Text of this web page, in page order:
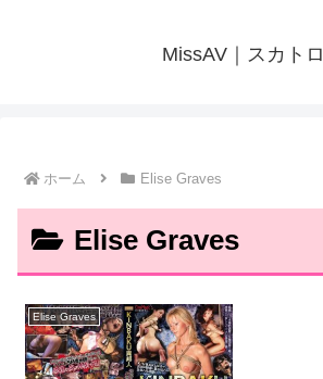
MissAV｜スカトロ
ホーム Elise Graves
Elise Graves
Elise Graves